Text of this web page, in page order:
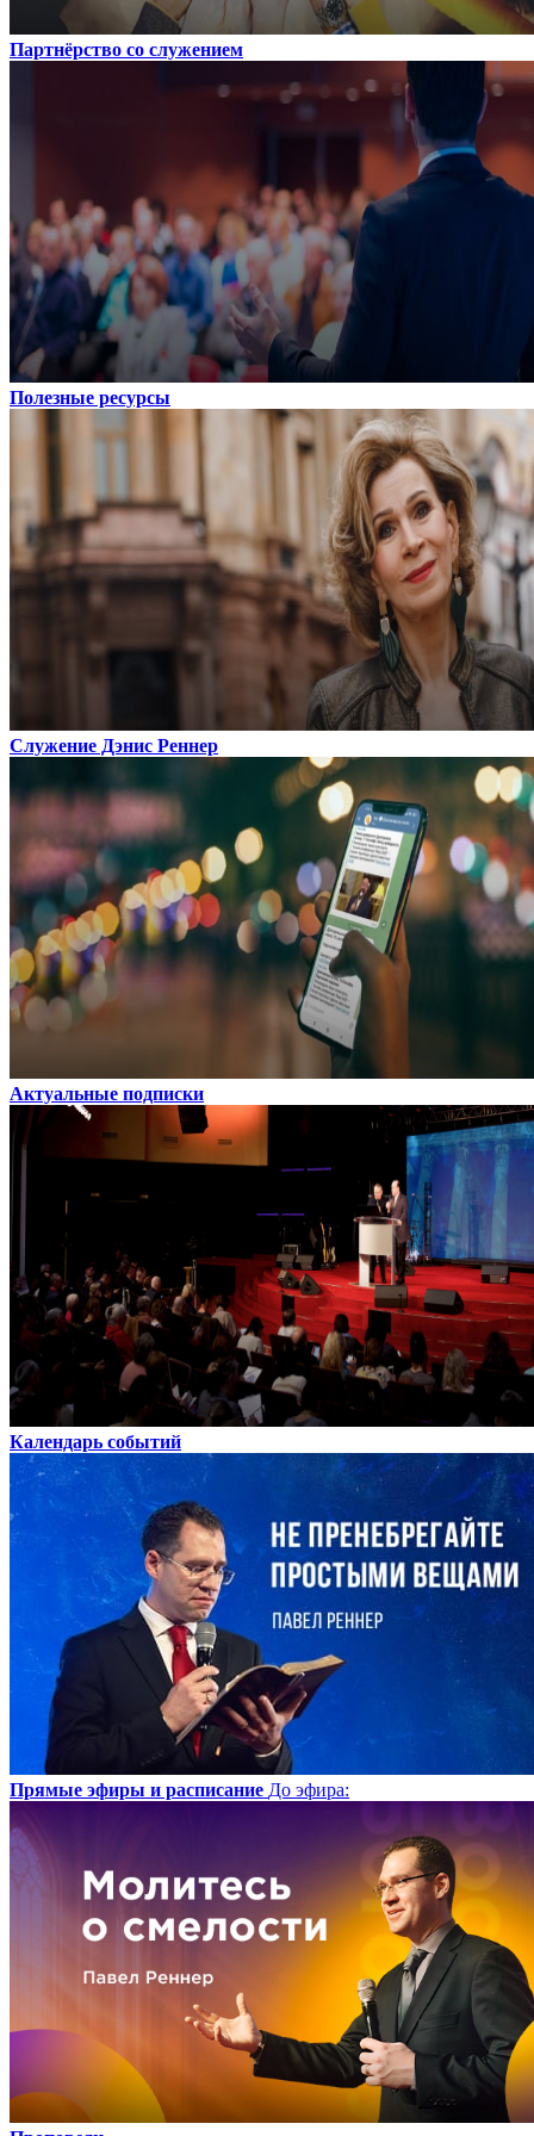
Партнёрство со служением
Полезные ресурсы
Служение Дэнис Реннер
Актуальные подписки
Календарь событий
Прямые эфиры и расписание До эфира: